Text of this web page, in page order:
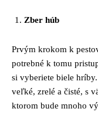
Zber húb
Prvým krokom k
potrebné k tomu
si vyberiete biele
veľké, zrelé a čisté, s
ktorom bude mnoho